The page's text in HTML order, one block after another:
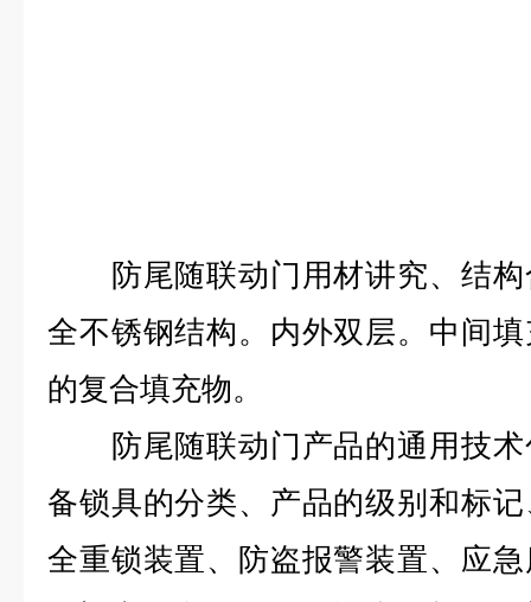
防尾随联动门用材讲究、结构
全不锈钢结构。内外双层。中间
的复合填充物。
防尾随联动门产品的通用技术
备锁具的分类、产品的级别和标
全重锁装置、防盗报警装置、应